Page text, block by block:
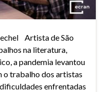
Artista de São
na literatura,
a pandemia levantou
o trabalho dos artistas
enfrentadas